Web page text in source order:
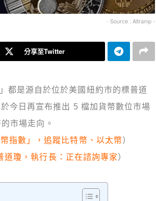
- Source : Altramp -
分享至Twitter
都是源自於位於美國紐約市的標普道
今日再宣布推出 5 檔加貨幣數位市場
市場走向。
指數」，追蹤比特幣、以太幣）
瓊，執行長：正在諮詢專家）